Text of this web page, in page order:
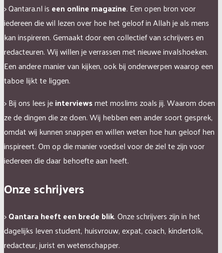
> Qantara.nl is een online magazine. Een open bron voor
iedereen die wil lezen over hoe het geloof in Allah je als mens
kan inspireren.Gemaakt door een collectief van schrijvers en
redacteuren.Wij willen je verrassen met nieuwe invalshoeken.
Een andere manier van kijken, ook bij onderwerpen waarop een
taboe lijkt te liggen.
> Bij ons lees jeinterviewsmet moslims zoals jij. Waarom doen
ze de dingen die ze doen. Wij hebben een ander soort gesprek,
omdat wij kunnen snappen en willen weten hoe hun geloof hen
inspireert. Om op die manier voedsel voor de ziel te zijn voor
iedereen die daar behoefte aan heeft.
Onze schrijvers
>Qantara heeft een brede blik. Onze schrijvers zijn in het
dagelijks leven student, huisvrouw, expat, coach, kindertolk,
redacteur, jurist en wetenschapper.